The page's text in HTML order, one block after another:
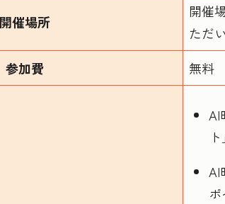
開催場所
開催
ただ
参加費
無料
AI
ト」
AI